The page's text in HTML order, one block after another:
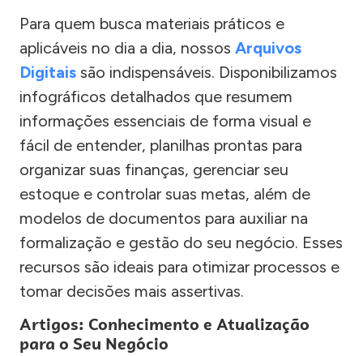
Para quem busca materiais práticos e
aplicáveis no dia a dia, nossos Arquivos
Digitais são indispensáveis. Disponibilizamos
infográficos detalhados que resumem
informações essenciais de forma visual e
fácil de entender, planilhas prontas para
organizar suas finanças, gerenciar seu
estoque e controlar suas metas, além de
modelos de documentos para auxiliar na
formalização e gestão do seu negócio. Esses
recursos são ideais para otimizar processos e
tomar decisões mais assertivas.
Artigos: Conhecimento e Atualização
para o Seu Negócio